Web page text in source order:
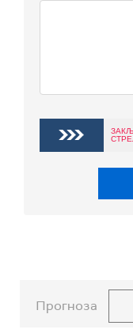
Прогноза